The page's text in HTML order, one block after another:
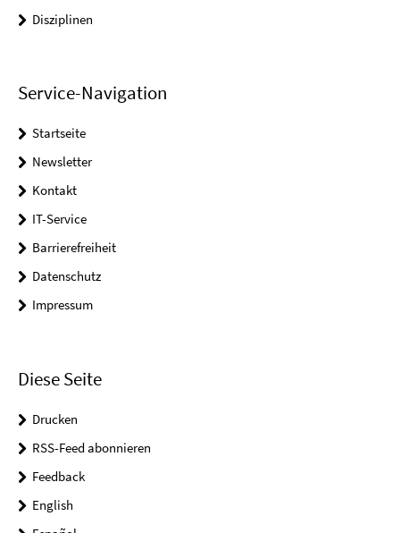
Disziplinen
Service-Navigation
Startseite
Newsletter
Kontakt
IT-Service
Barrierefreiheit
Datenschutz
Impressum
Diese Seite
Drucken
RSS-Feed abonnieren
Feedback
English